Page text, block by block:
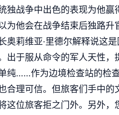
独战争中出色的表现为他
为他会在战争结束后独路
奥莉维亚·里德尔解释说这
出于服从命令的军人天性
纯……作为边境检查站的检
合理可信。但旅客们手中
这位旅客拒之门外。另外